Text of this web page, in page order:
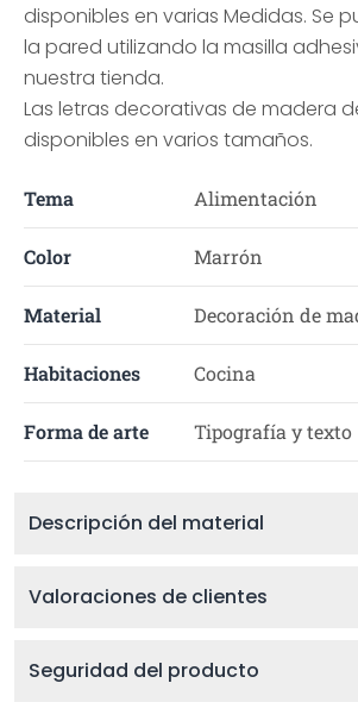
disponibles en varias Medidas. Se
la pared utilizando la masilla
nuestra tienda.
Las letras decorativas de madera
disponibles en varios tamaños.
Tema Alimentación
Color Marrón
Material Decoración de
Habitaciones Cocina
Forma de arte Tipografía y texto
Descripción del material
Valoraciones de clientes
Seguridad del producto